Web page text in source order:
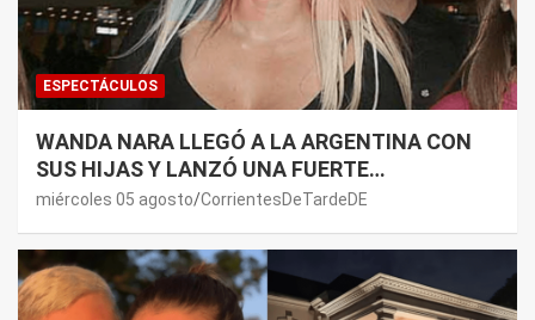
ESPECTÁCULOS
WANDA NARA LLEGÓ A LA ARGENTINA CON
SUS HIJAS Y LANZÓ UNA FUERTE
PREMONICIÓN SOBRE MAURO ICARDI
miércoles 05 agosto CorrientesDeTardeDE